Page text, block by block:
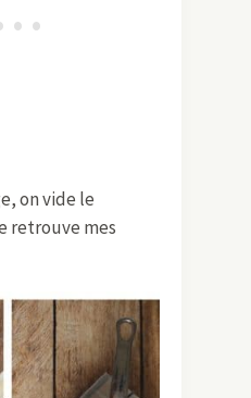
on vide le
retrouve mes